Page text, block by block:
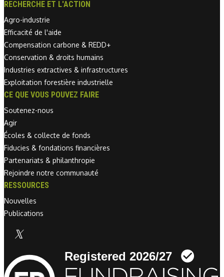
RECHERCHE ET L'ACTION
Agro-industrie
Efficacité de l'aide
Compensation carbone & REDD+
Conservation & droits humains
Industries extractives & infrastructures
Exploitation forestière industrielle
CE QUE VOUS POUVEZ FAIRE
Soutenez-nous
Agir
Écoles & collecte de fonds
Fiducies & fondations financières
Partenariats & philanthropie
Rejoindre notre communauté
RESSOURCES
Nouvelles
Publications